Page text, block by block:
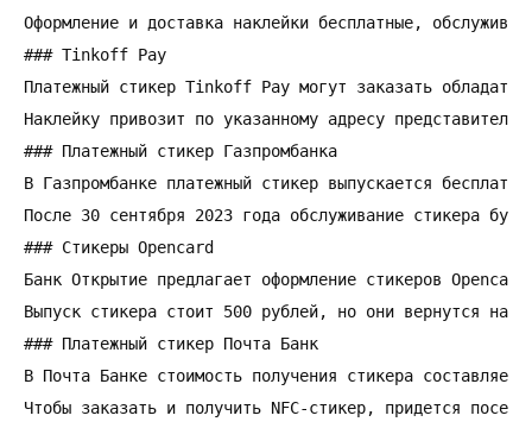
Оформление и доставка наклейки бесплатные,
### Tinkoff Pay
Платежный стикер Tinkoff Pay могут заказать
Наклейку привозит по указанному адресу
### Платежный стикер Газпромбанка
В Газпромбанке платежный стикер выпускается
После 30 сентября 2023 года обслуживание стикера
### Стикеры Opencard
Банк Открытие предлагает оформление стикеров
Выпуск стикера стоит 500 рублей, но они вернутся на
### Платежный стикер Почта Банк
В Почта Банке стоимость получения стикера
Чтобы заказать и получить NFC-стикер, придется